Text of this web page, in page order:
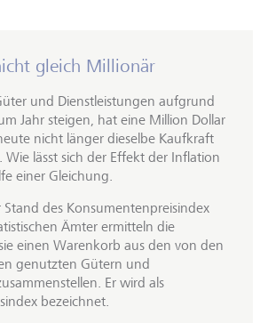
gleich Millionär
und Dienstleistungen aufgrund
Jahr steigen, hat eine Million Dollar
nicht länger dieselbe Kaufkraft
Wie lässt sich der Effekt der Inflation
einer Gleichung.
des Konsumentenpreisindex
Ämter ermitteln die
einen Warenkorb aus den von den
genutzten Gütern und
Er wird als
bezeichnet.